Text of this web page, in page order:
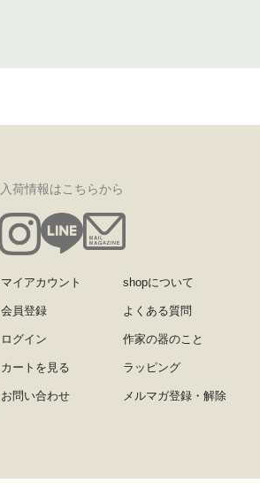
入荷情報はこちらから
マイアカウント
会員登録
ログイン
カートを見る
お問い合わせ
shopについて
よくある質問
作家の器のこと
ラッピング
メルマガ登録・解除